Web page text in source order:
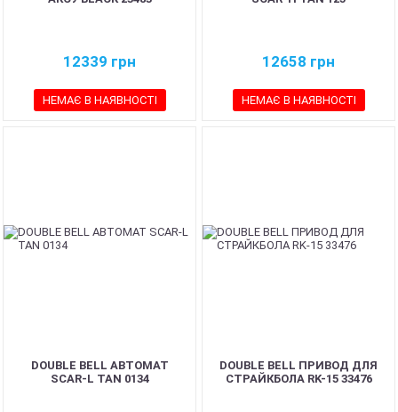
12339 грн
НЕМАЄ В НАЯВНОСТІ
12658 грн
НЕМАЄ В НАЯВНОСТІ
DOUBLE BELL АВТОМАТ
SCAR-L TAN 0134
DOUBLE BELL ПРИВОД ДЛЯ
СТРАЙКБОЛА RK-15 33476